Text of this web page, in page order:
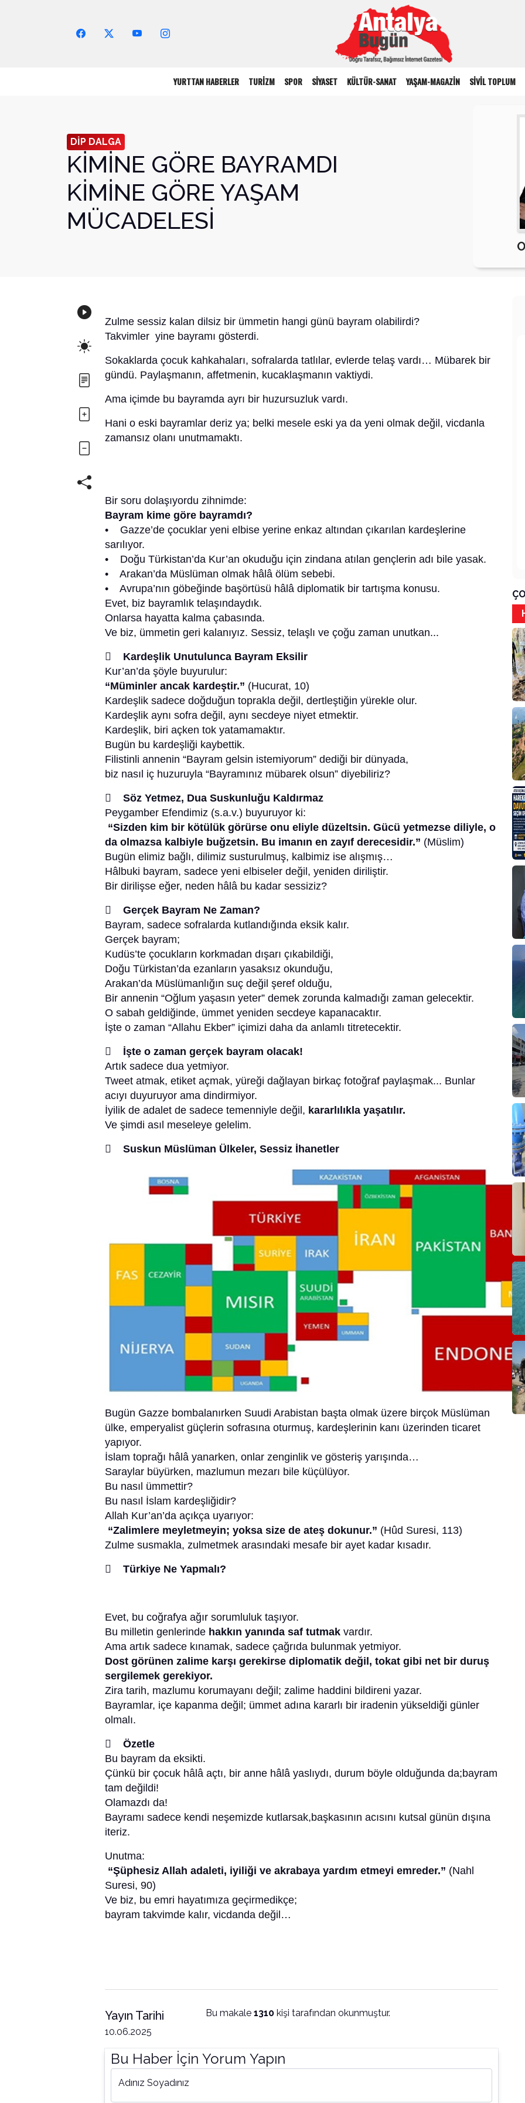
YURTTAN HABERLER TURİZM SPOR SİYASET KÜLTÜR-SANAT YAŞAM-MAGAZİN SİVİL TOPLUM
DİP DALGA
KİMİNE GÖRE BAYRAMDI
KİMİNE GÖRE YAŞAM
MÜCADELESİ
Zulme sessiz kalan dilsiz bir ümmetin hangi günü bayram olabilirdi?
Takvimler yine bayramı gösterdi.
Sokaklarda çocuk kahkahaları, sofralarda tatlılar, evlerde telaş vardı… Mübarek bir
gündü. Paylaşmanın, affetmenin, kucaklaşmanın vaktiydi.
Ama içimde bu bayramda ayrı bir huzursuzluk vardı.
Hani o eski bayramlar deriz ya; belki mesele eski ya da yeni olmak değil, vicdanla
zamansız olanı unutmamaktı.
Bir soru dolaşıyordu zihnimde:
Bayram kime göre bayramdı?
• Gazze’de çocuklar yeni elbise yerine enkaz altından çıkarılan kardeşlerine
sarılıyor.
• Doğu Türkistan’da Kur’an okuduğu için zindana atılan gençlerin adı bile yasak.
• Arakan’da Müslüman olmak hâlâ ölüm sebebi.
• Avrupa’nın göbeğinde başörtüsü hâlâ diplomatik bir tartışma konusu.
Evet, biz bayramlık telaşındaydık.
Onlarsa hayatta kalma çabasında.
Ve biz, ümmetin geri kalanıyız. Sessiz, telaşlı ve çoğu zaman unutkan...
 Kardeşlik Unutulunca Bayram Eksilir
Kur’an’da şöyle buyurulur:
“Müminler ancak kardeştir.” (Hucurat, 10)
Kardeşlik sadece doğduğun toprakla değil, dertleştiğin yürekle olur.
Kardeşlik aynı sofra değil, aynı secdeye niyet etmektir.
Kardeşlik, biri açken tok yatamamaktır.
Bugün bu kardeşliği kaybettik.
Filistinli annenin “Bayram gelsin istemiyorum” dediği bir dünyada,
biz nasıl iç huzuruyla “Bayramınız mübarek olsun” diyebiliriz?
 Söz Yetmez, Dua Suskunluğu Kaldırmaz
Peygamber Efendimiz (s.a.v.) buyuruyor ki:
“Sizden kim bir kötülük görürse onu eliyle düzeltsin. Gücü yetmezse diliyle, o
da olmazsa kalbiyle buğzetsin. Bu imanın en zayıf derecesidir.” (Müslim)
Bugün elimiz bağlı, dilimiz susturulmuş, kalbimiz ise alışmış…
Hâlbuki bayram, sadece yeni elbiseler değil, yeniden diriliştir.
Bir dirilişse eğer, neden hâlâ bu kadar sessiziz?
 Gerçek Bayram Ne Zaman?
Bayram, sadece sofralarda kutlandığında eksik kalır.
Gerçek bayram;
Kudüs’te çocukların korkmadan dışarı çıkabildiği,
Doğu Türkistan’da ezanların yasaksız okunduğu,
Arakan’da Müslümanlığın suç değil şeref olduğu,
Bir annenin “Oğlum yaşasın yeter” demek zorunda kalmadığı zaman gelecektir.
O sabah geldiğinde, ümmet yeniden secdeye kapanacaktır.
İşte o zaman “Allahu Ekber” içimizi daha da anlamlı titretecektir.
 İşte o zaman gerçek bayram olacak!
Artık sadece dua yetmiyor.
Tweet atmak, etiket açmak, yüreği dağlayan birkaç fotoğraf paylaşmak... Bunlar
acıyı duyuruyor ama dindirmiyor.
İyilik de adalet de sadece temenniyle değil, kararlılıkla yaşatılır.
Ve şimdi asıl meseleye gelelim.
 Suskun Müslüman Ülkeler, Sessiz İhanetler
Bugün Gazze bombalanırken Suudi Arabistan başta olmak üzere birçok Müslüman
ülke, emperyalist güçlerin sofrasına oturmuş, kardeşlerinin kanı üzerinden ticaret
yapıyor.
İslam toprağı hâlâ yanarken, onlar zenginlik ve gösteriş yarışında…
Saraylar büyürken, mazlumun mezarı bile küçülüyor.
Bu nasıl ümmettir?
Bu nasıl İslam kardeşliğidir?
Allah Kur’an’da açıkça uyarıyor:
“Zalimlere meyletmeyin; yoksa size de ateş dokunur.” (Hûd Suresi, 113)
Zulme susmakla, zulmetmek arasındaki mesafe bir ayet kadar kısadır.
 Türkiye Ne Yapmalı?
Evet, bu coğrafya ağır sorumluluk taşıyor.
Bu milletin genlerinde hakkın yanında saf tutmak vardır.
Ama artık sadece kınamak, sadece çağrıda bulunmak yetmiyor.
Dost görünen zalime karşı gerekirse diplomatik değil, tokat gibi net bir duruş
sergilemek gerekiyor.
Zira tarih, mazlumu korumayanı değil; zalime haddini bildireni yazar.
Bayramlar, içe kapanma değil; ümmet adına kararlı bir iradenin yükseldiği günler
olmalı.
 Özetle
Bu bayram da eksikti.
Çünkü bir çocuk hâlâ açtı, bir anne hâlâ yaslıydı, durum böyle olduğunda da;bayram
tam değildi!
Olamazdı da!
Bayramı sadece kendi neşemizde kutlarsak,başkasının acısını kutsal günün dışına
iteriz.
Unutma:
“Şüphesiz Allah adaleti, iyiliği ve akrabaya yardım etmeyi emreder.” (Nahl
Suresi, 90)
Ve biz, bu emri hayatımıza geçirmedikçe;
bayram takvimde kalır, vicdanda değil…
Yayın Tarihi
10.06.2025
Bu makale 1310kişi tarafından okunmuştur.
Bu Haber İçin Yorum Yapın
Adınız Soyadınız
Arama Yap!